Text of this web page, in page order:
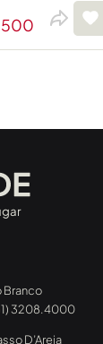
Branco
3208.4000
D’Areia